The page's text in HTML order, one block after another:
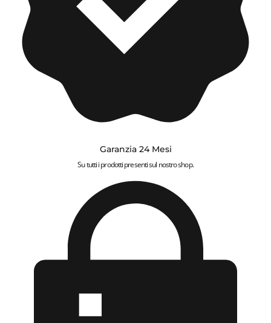
Garanzia 24 Mesi
Su tutti i prodotti presenti sul nostro shop.